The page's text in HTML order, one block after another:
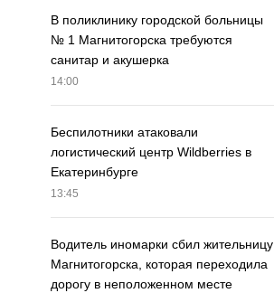
В поликлинику городской больницы
№ 1 Магнитогорска требуются
санитар и акушерка
14:00
Беспилотники атаковали
логистический центр Wildberries в
Екатеринбурге
13:45
Водитель иномарки сбил жительницу
Магнитогорска, которая переходила
дорогу в неположенном месте